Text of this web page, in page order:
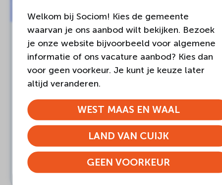
LAND VAN CUIJK
Assertiviteit…. opkomen voor
jezelf
is dat je beter inzicht krijgt in hoe je reageert
op…
Bij voldoende aanmeldingen
8 bijeenkomsten
MEER INFORMATIE
Welkom bij Sociom! Kies de gemeente
waarvan je ons aanbod wilt bekijken. Bezoek
je onze website bijvoorbeeld voor algemene
informatie of ons vacature aanbod? Kies dan
voor geen voorkeur. Je kunt je keuze later
altijd veranderen.
WEST MAAS EN WAAL
LAND VAN CUIJK
GEEN VOORKEUR